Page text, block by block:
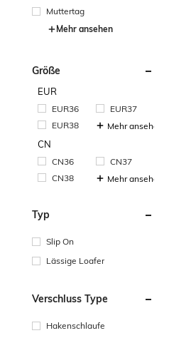
Muttertag
Mehr ansehen
Größe
EUR
EUR36
EUR37
EUR38
Mehr ansehen
CN
CN36
CN37
CN38
Mehr ansehen
Typ
Slip On
Lässige Loafer
Verschluss Type
Hakenschlaufe